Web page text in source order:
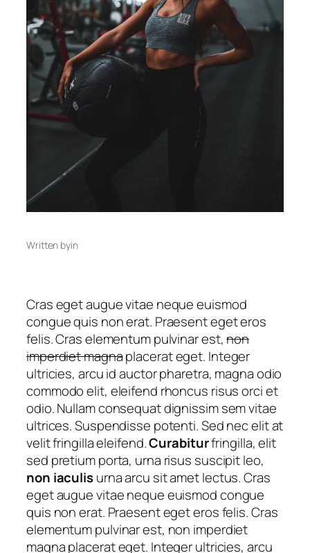
Written byin
Cras eget augue vitae neque euismod
congue quis non erat. Praesent eget eros
felis. Cras elementum pulvinar est,non
imperdiet magnaplacerat eget. Integer
ultricies, arcu id auctor pharetra, magna odio
commodo elit, eleifend rhoncus risus orci et
odio. Nullam consequat dignissim sem vitae
ultrices. Suspendisse potenti. Sed nec elit at
velit fringilla eleifend.Curabiturfringilla, elit
sed pretium porta, urna risus suscipit leo,
non iaculisurna arcu sit amet lectus. Cras
eget augue vitae neque euismod congue
quis non erat. Praesent eget eros felis. Cras
elementum pulvinar est, non imperdiet
magna placerat eget. Integer ultricies, arcu